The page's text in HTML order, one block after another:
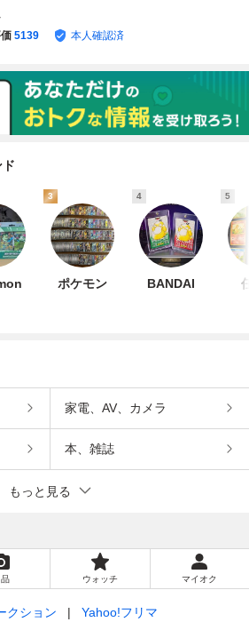
5139 本人確認済
3
ポケモン
4
BANDAI
5
家電、AV、カメラ
本、雑誌
もっと見る
ウォッチ マイオク
クション Yahoo!フリマ